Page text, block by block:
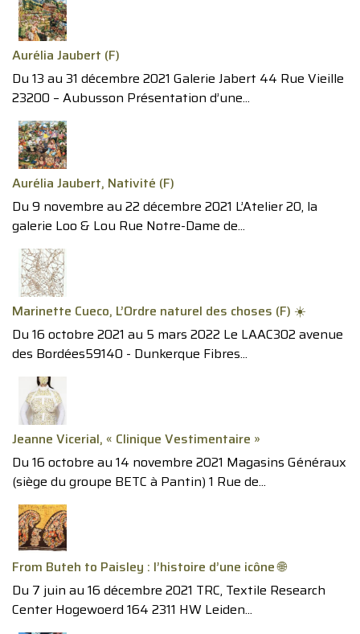
Aurélia Jaubert (F)
Du 13 au 31 décembre 2021 Galerie Jabert 44 Rue Vieille
23200 – Aubusson Présentation d’une...
Aurélia Jaubert, Nativité (F)
Du 9 novembre au 22 décembre 2021 L’Atelier 20, la
galerie Loo & Lou Rue Notre-Dame de...
Marinette Cueco, L’Ordre naturel des choses (F) ☀️
Du 16 octobre 2021 au 5 mars 2022 Le LAAC302 avenue
des Bordées59140 - Dunkerque Fibres...
Jeanne Vicerial, « Clinique Vestimentaire »
Du 16 octobre au 14 novembre 2021 Magasins Généraux
(siège du groupe BETC à Pantin) 1 Rue de...
From Buteh to Paisley : l’histoire d’une icône 🌐
Du 7 juin au 16 décembre 2021 TRC, Textile Research
Center Hogewoerd 164 2311 HW Leiden...